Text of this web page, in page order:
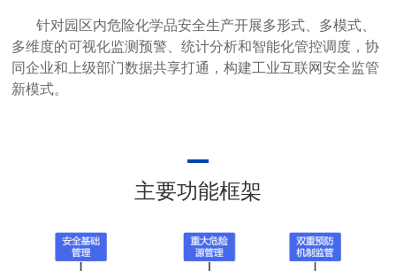
针对园区内危险化学品安全生产开展多形式、多模式、
多维度的可视化监测预警、统计分析和智能化管控调度，协
同企业和上级部门数据共享打通，构建工业互联网安全监管
新模式。
主要功能框架